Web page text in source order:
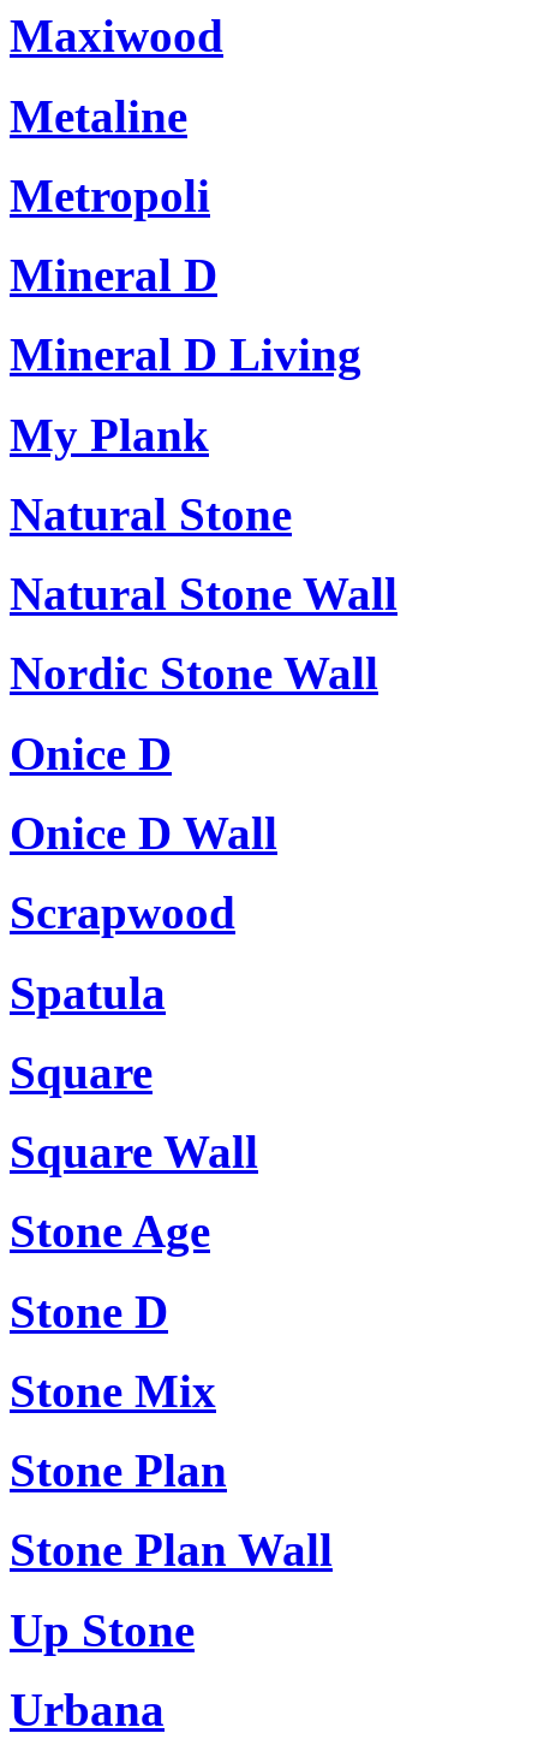
Maxiwood
Metaline
Metropoli
Mineral D
Mineral D Living
My Plank
Natural Stone
Natural Stone Wall
Nordic Stone Wall
Onice D
Onice D Wall
Scrapwood
Spatula
Square
Square Wall
Stone Age
Stone D
Stone Mix
Stone Plan
Stone Plan Wall
Up Stone
Urbana